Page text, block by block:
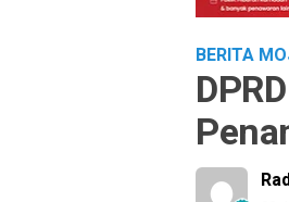
BERITA